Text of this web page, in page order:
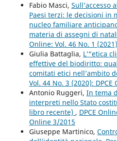
Fabio Masci, Sull’accesso
Paesi terzi: le decisioni in
nucleo familiare
materia di assegni di
Online: Vol. 46 No. 1
Giulia Battaglia, L’“etica
effettive del biodiritto:
comitati etici nell’ambito
Vol. 44 No. 3 (2020): DPCE
Antonio Ruggeri, In tema
interpreti nello Stato
libro recente) , DPCE
Online 3/2015
Giuseppe Martinico,